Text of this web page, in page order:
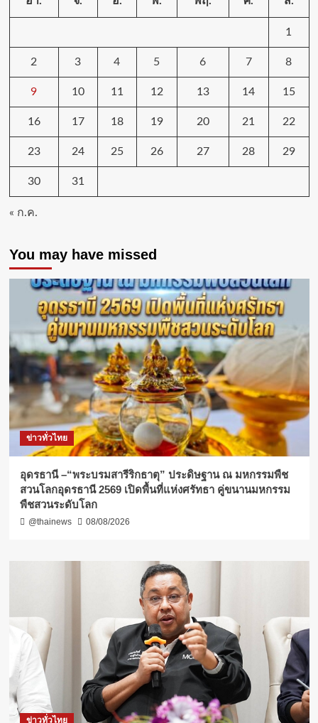
1
2 3 4 5 6 7 8
9 10 11 12 13 14 15
16 17 18 19 20 21 22
23 24 25 26 27 28 29
30 31
« ก.ค.
You may have missed
ข่าวทั่วไทย
อุดรธานี –“พระบรมสารีริกธาตุ” ประดิษฐาน ณ มหกรรมพืช
สวนโลกอุดรธานี 2569 เปิดพื้นที่แห่งศรัทธา คู่ขนานมหกรรม
พืชสวนระดับโลก
@thainews 08/08/2026
ข่าวทั่วไทย